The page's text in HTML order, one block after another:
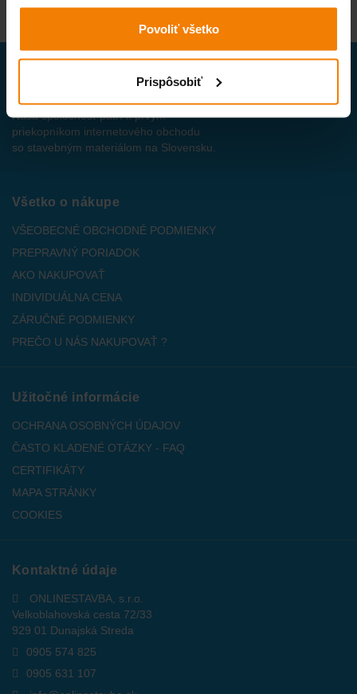
Povoliť všetko
Prispôsobiť
Naša spoločnosť patrí k prvým
priekopníkom internetového obchodu
so stavebným materiálom na Slovensku.
Všetko o nákupe
VŠEOBECNÉ OBCHODNÉ PODMIENKY
PREPRAVNÝ PORIADOK
AKO NAKUPOVAŤ
INDIVIDUÁLNA CENA
ZÁRUČNÉ PODMIENKY
PREČO U NÁS NAKUPOVAŤ ?
Užitočné informácie
OCHRANA OSOBNÝCH ÚDAJOV
ČASTO KLADENÉ OTÁZKY - FAQ
CERTIFIKÁTY
MAPA STRÁNKY
COOKIES
Kontaktné údaje
ONLINESTAVBA, s.r.o.
Velkoblahovská cesta 72/33
929 01 Dunajská Streda
0905 574 825
0905 631 107